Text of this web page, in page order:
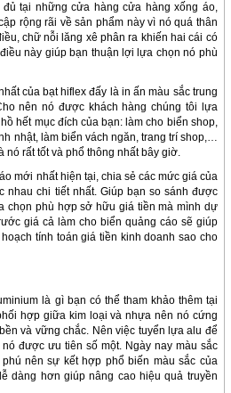
tại những cửa hàng cửa hàng xống áo,
rộng rãi về sản phẩm này vì nó quá thân
chữ nỗi lăng xê phân ra khiến hai cái có
này giúp bạn thuận lợi lựa chọn nó phù
của bạt hiflex đấy là in ấn màu sắc trung
nên nó được khách hàng chúng tôi lựa
hết mục đích của bạn: làm cho biển shop,
nhật, làm biển vách ngăn, trang trí shop,…
nó rất tốt và phổ thông nhất bây giờ.
mới nhất hiện tại, chia sẻ các mức giá của
nhau chi tiết nhất. Giúp bạn so sánh được
chọn phù hợp sở hữu giá tiền mà mình dự
giá cả làm cho biển quảng cáo sẽ giúp
tính toán giá tiền kinh doanh sao cho
là gì bạn có thể tham khảo thêm tại
hợp giữa kim loại và nhựa nên nó cứng
và vững chắc. Nên việc tuyển lựa alu để
được ưu tiên số một. Ngày nay màu sắc
nên sự kết hợp phổ biến màu sắc của
dàng hơn giúp nâng cao hiệu quả truyền